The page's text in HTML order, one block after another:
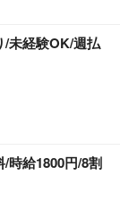
/未経験OK/週払
時給1800円/8割